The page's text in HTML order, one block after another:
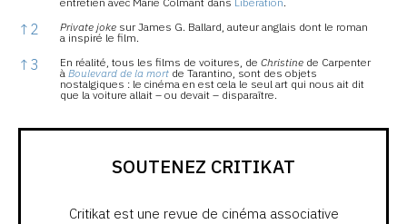
↑ 2 Private joke sur James G. Ballard, auteur anglais dont le roman
a inspiré le film.
↑ 3 En réalité, tous les films de voitures, de Christine de Carpenter
à Boulevard de la mort de Tarantino, sont des objets
nostalgiques : le cinéma en est cela le seul art qui nous ait dit
que la voiture allait – ou devait – disparaître.
SOUTENEZ CRITIKAT
Critikat est une revue de cinéma associative